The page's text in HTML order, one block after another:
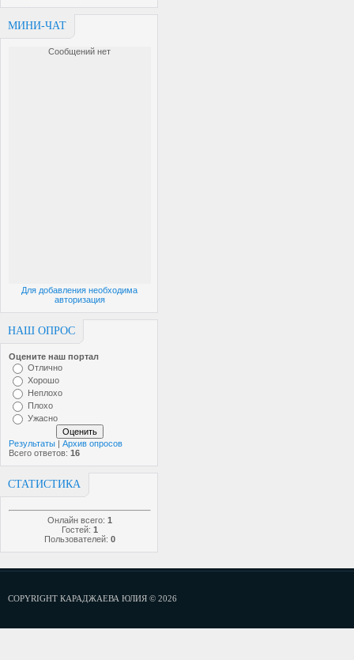
МИНИ-ЧАТ
Для добавления необходима
авторизация
НАШ ОПРОС
Оцените наш портал
Отлично
Хорошо
Неплохо
Плохо
Ужасно
Результаты | Архив опросов
Всего ответов: 16
СТАТИСТИКА
Онлайн всего: 1
Гостей: 1
Пользователей: 0
COPYRIGHT КАРАДЖАЕВА ЮЛИЯ © 2026